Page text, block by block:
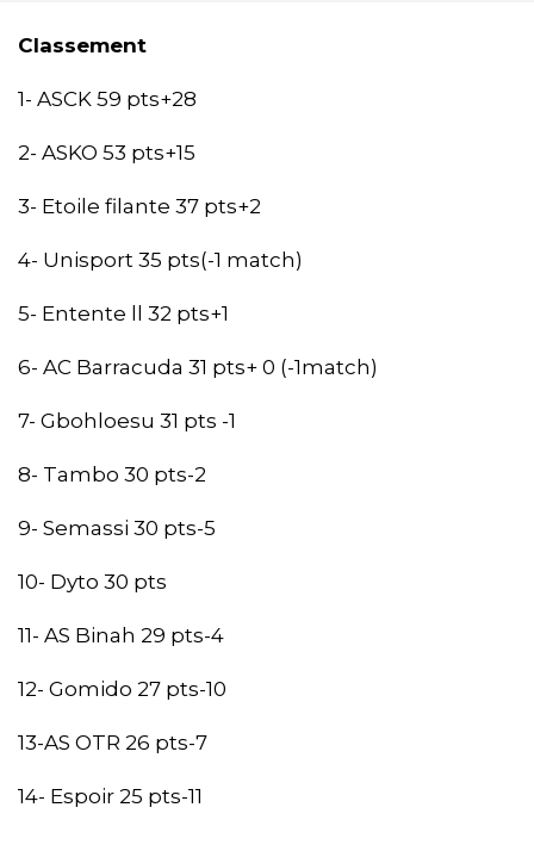
Classement
1- ASCK 59 pts+28
2- ASKO 53 pts+15
3- Etoile filante 37 pts+2
4- Unisport 35 pts(-1 match)
5- Entente ll 32 pts+1
6- AC Barracuda 31 pts+ 0 (-1match)
7- Gbohloesu 31 pts -1
8- Tambo 30 pts-2
9- Semassi 30 pts-5
10- Dyto 30 pts
11- AS Binah 29 pts-4
12- Gomido 27 pts-10
13-AS OTR 26 pts-7
14- Espoir 25 pts-11